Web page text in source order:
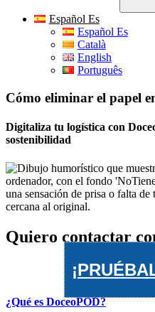
Español Es
Español Es
Català
English
Português
Cómo eliminar el papel
Digitaliza tu logística con
sostenibilidad
Quiero contactar
¿Qué es DoceoPOD?